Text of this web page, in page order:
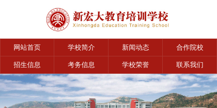
网站首页 学校简介 新闻动态 合作院校
招生信息 考务信息 学校荣誉 联系我们